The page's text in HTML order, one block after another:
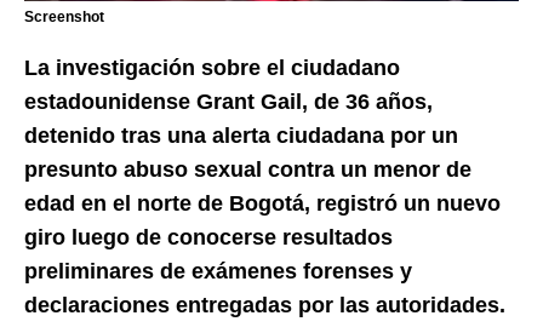
Screenshot
La investigación sobre el ciudadano
estadounidense Grant Gail, de 36 años,
detenido tras una alerta ciudadana por un
presunto abuso sexual contra un menor de
edad en el norte de Bogotá, registró un nuevo
giro luego de conocerse resultados
preliminares de exámenes forenses y
declaraciones entregadas por las autoridades.